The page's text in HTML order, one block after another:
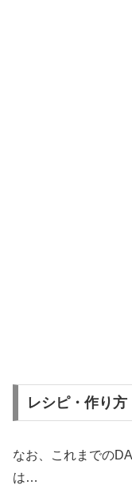
レシピ・作り方
なお、これまでの
は…